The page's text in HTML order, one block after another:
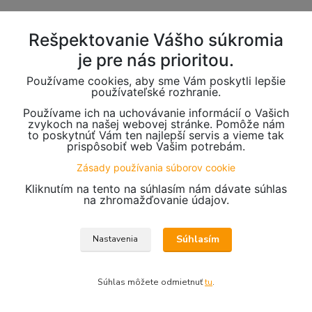
Rešpektovanie Vášho súkromia
je pre nás prioritou.
Používame cookies, aby sme Vám poskytli lepšie
používateľské rozhranie.
Používame ich na uchovávanie informácií o Vašich
zvykoch na našej webovej stránke. Pomôže nám
to poskytnúť Vám ten najlepší servis a vieme tak
prispôsobiť web Vašim potrebám.
Zásady používania súborov cookie
Kliknutím na tento na súhlasím nám dávate súhlas
na zhromažďovanie údajov.
Nastavenia Súhlasím
Súhlas môžete odmietnuťtu.